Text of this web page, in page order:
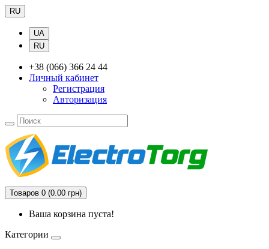
RU
UA
RU
+38 (066) 366 24 44
Личный кабинет
Регистрация
Авторизация
Товаров 0 (0.00 грн)
Ваша корзина пуста!
Категории